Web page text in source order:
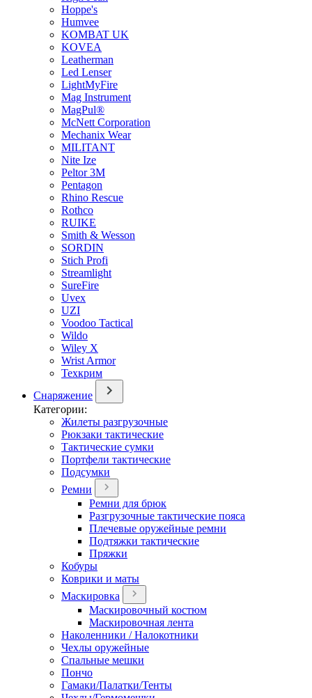
Hoppe's
Humvee
KOMBAT UK
KOVEA
Leatherman
Led Lenser
LightMyFire
Mag Instrument
MagPul®
McNett Corporation
Mechanix Wear
MILITANT
Nite Ize
Peltor 3M
Pentagon
Rhino Rescue
Rothco
RUIKE
Smith & Wesson
SORDIN
Stich Profi
Streamlight
SureFire
Uvex
UZI
Voodoo Tactical
Wildo
Wiley X
Wrist Armor
Техкрим
Снаряжение
Категории:
Жилеты разгрузочные
Рюкзаки тактические
Тактические сумки
Портфели тактические
Подсумки
Ремни
Ремни для брюк
Разгрузочные тактические пояса
Плечевые оружейные ремни
Подтяжки тактические
Пряжки
Кобуры
Коврики и маты
Маскировка
Маскировочный костюм
Маскировочная лента
Наколенники / Налокотники
Чехлы оружейные
Спальные мешки
Пончо
Гамаки/Палатки/Тенты